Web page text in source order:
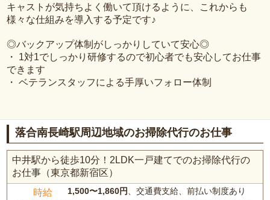
キャストが気持ちよく働いて頂けるように、これからも
様々な仕組みを導入する予定です♪
◎バックアップ体制がしっかりしていて安心◎
・ 1対1でしっかり研修するので初心者でも安心してお仕事
できます
・ ベテランスタッフによる手厚いフォロー体制
落合南長崎駅周辺地域のお掃除代行のお仕事
中井駅から徒歩10分！2LDK一戸建てでのお掃除代行の
お仕事（東京都新宿区）
時給 1,500〜1,860円、交通費支給、前払い制度あり